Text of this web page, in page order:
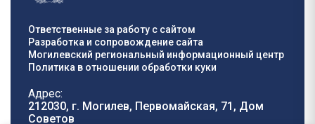
Ответственные за работу с сайтом
Разработка и сопровождение сайта
Могилевский региональный информационный центр
Политика в отношении обработки куки
Адрес:
212030, г. Могилев, Первомайская, 71, Дом
Cоветов